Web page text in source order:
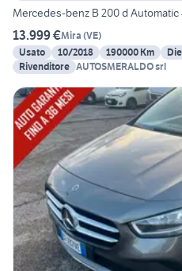
Mercedes-benz B 200 d Automatic
13.999 €Mira (VE)
Usato
10/2018 190000 Km
Rivenditore AUTOSMERALDO srl